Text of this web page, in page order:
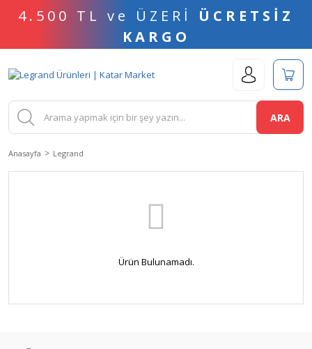
4.500 TL ve ÜZERİ ÜCRETSİZ
KARGO
ARA
Anasayfa Legrand
Ürün Bulunamadı.